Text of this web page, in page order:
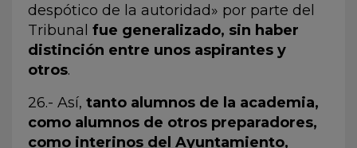
despótico de la autoridad» por parte del
Tribunal fue generalizado, sin haber
distinción entre unos aspirantes y
otros.
26.- Así, tanto alumnos de la academia,
como alumnos de otros preparadores,
como interinos del Ayuntamiento,